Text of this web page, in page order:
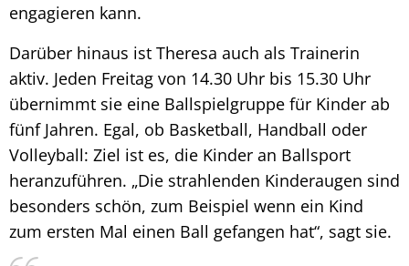
engagieren kann.
Darüber hinaus ist Theresa auch als Trainerin
aktiv. Jeden Freitag von 14.30 Uhr bis 15.30 Uhr
übernimmt sie eine Ballspielgruppe für Kinder ab
fünf Jahren. Egal, ob Basketball, Handball oder
Volleyball: Ziel ist es, die Kinder an Ballsport
heranzuführen. „Die strahlenden Kinderaugen sind
besonders schön, zum Beispiel wenn ein Kind
zum ersten Mal einen Ball gefangen hat“, sagt sie.